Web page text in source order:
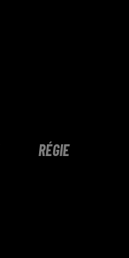
RÉGIE